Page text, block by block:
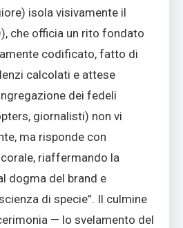
isola visivamente il
che officia un rito fondato
codificato, fatto di
calcolati e attese
dei fedeli
giornalisti) non vi
ma risponde con
riaffermando la
dogma del brand e
di specie”. Il culmine
— lo svelamento del